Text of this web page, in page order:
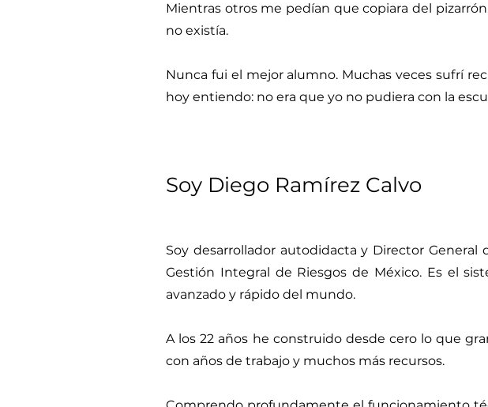
Mientras otros me pedían que copiara del
no existía.
Nunca fui el mejor alumno. Muchas veces sufrí
hoy entiendo: no era que yo no pudiera con la
Soy Diego Ramírez Calvo
Soy desarrollador autodidacta y Director General
Gestión Integral de Riesgos de México. Es el
avanzado y rápido del mundo.
A los 22 años he construido desde cero lo que
con años de trabajo y muchos más recursos.